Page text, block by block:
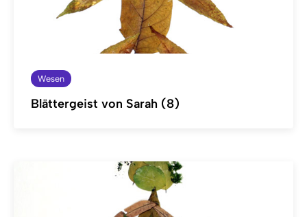
Wesen
Blättergeist von Sarah (8)